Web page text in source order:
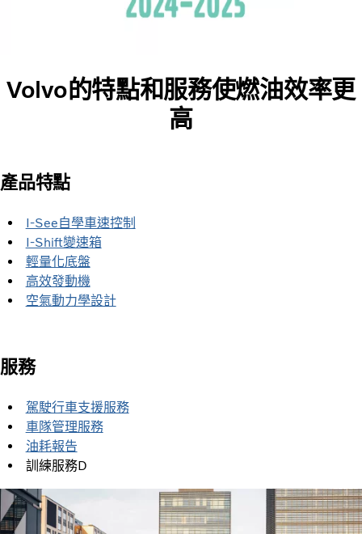
Volvo的特點和服務使燃油效率更
高
產品特點
I-See自學車速控制
I-Shift變速箱
輕量化底盤
高效發動機
空氣動力學設計
服務​
駕駛行車支援服務
車隊管理服務
油耗報告
訓練服務­­D